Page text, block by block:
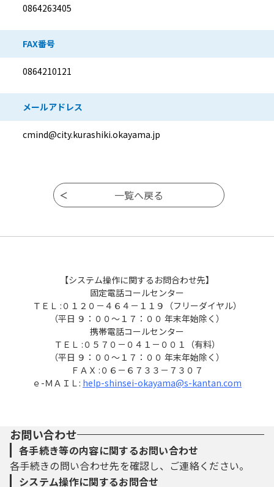
0864263405
FAX番号
0864210121
メールアドレス
cmind@city.kurashiki.okayama.jp
【システム操作に関するお問合わせ先】
固定電話コールセンター
ＴＥＬ :０１２０－４６４－１１９（フリーダイヤル）
（平日 ９：００～１７：００ 年末年始除く）
携帯電話コールセンター
ＴＥＬ :０５７０－０４１－００１（有料）
（平日 ９：００～１７：００ 年末年始除く）
ＦＡＸ :０６－６７３３－７３０７
ｅ-ＭＡＩＬ: help-shinsei-okayama@s-kantan.com
お問い合わせ
各手続き等の内容に関するお問い合わせ
各手続きの問い合わせ先を確認し、ご連絡ください。
システム操作に関するお問合せ